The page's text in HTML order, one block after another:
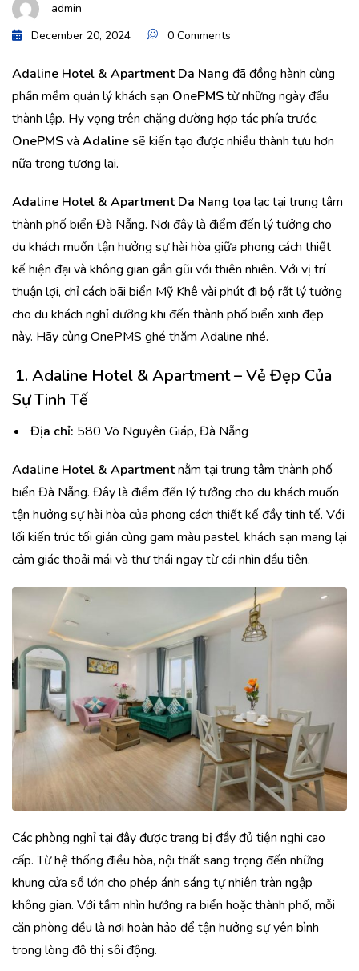
admin
December 20, 2024
0 Comments
Adaline Hotel & Apartment Da Nang đã đồng hành cùng
phần mềm quản lý khách sạn OnePMStừ những ngày đầu
thành lập. Hy vọng trên chặng đường hợp tác phía trước,
OnePMSvà Adalinesẽ kiến tạo được nhiều thành tựu hơn
nữa trong tương lai.
Adaline Hotel & Apartment Da Nang tọa lạc tại trung tâm
thành phố biển Đà Nẵng. Nơi đây là điểm đến lý tưởng cho
du khách muốn tận hưởng sự hài hòa giữa phong cách thiết
kế hiện đại và không gian gần gũi với thiên nhiên. Với vị trí
thuận lợi, chỉ cách bãi biển Mỹ Khê vài phút đi bộ rất lý tưởng
cho du khách nghỉ dưỡng khi đến thành phố biển xinh đẹp
này. Hãy cùng OnePMS ghé thăm Adaline nhé.
1. Adaline Hotel & Apartment – Vẻ Đẹp Của
Sự Tinh Tế
Địa chỉ: 580 Võ Nguyên Giáp, Đà Nẵng
Adaline Hotel & Apartmentnằm tại trung tâm thành phố
biển Đà Nẵng. Đây là điểm đến lý tưởng cho du khách muốn
tận hưởng sự hài hòa của phong cách thiết kế đầy tinh tế. Với
lối kiến trúc tối giản cùng gam màu pastel, khách sạn mang lại
cảm giác thoải mái và thư thái ngay từ cái nhìn đầu tiên.
Các phòng nghỉ tại đây được trang bị đầy đủ tiện nghi cao
cấp. Từ hệ thống điều hòa, nội thất sang trọng đến những
khung cửa sổ lớn cho phép ánh sáng tự nhiên tràn ngập
không gian. Với tầm nhìn hướng ra biển hoặc thành phố, mỗi
căn phòng đều là nơi hoàn hảo để tận hưởng sự yên bình
trong lòng đô thị sôi động.